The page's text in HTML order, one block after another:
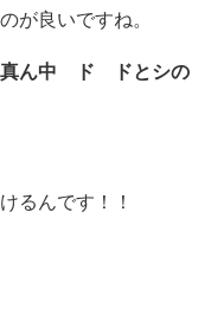
が良いですね。
ん中 ド ドとシの
るんです！！